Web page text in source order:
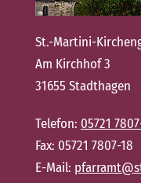
St.-Martini-
Am Kirchhof 3
31655 Stadthagen
Telefon: 05721
Fax: 05721 7807-18
E-Mail: